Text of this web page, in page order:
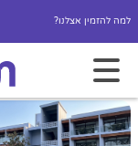
למה להזמין אצלנו?